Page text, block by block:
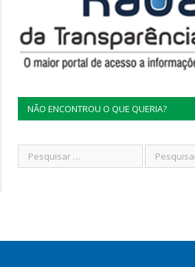
NÃO ENCONTROU O QUE QUERIA?